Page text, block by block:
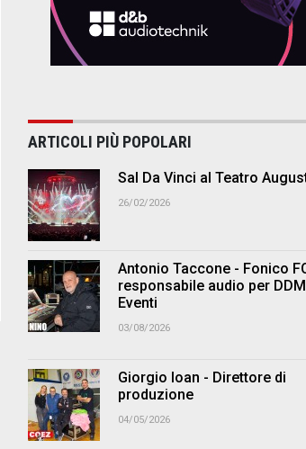
ARTICOLI PIÙ POPOLARI
Sal Da Vinci al Teatro
26/02/2026
Antonio Taccone - Fonico
responsabile audio per DDM
Eventi
03/08/2026
Giorgio Ioan - Direttore di
produzione
04/05/2026